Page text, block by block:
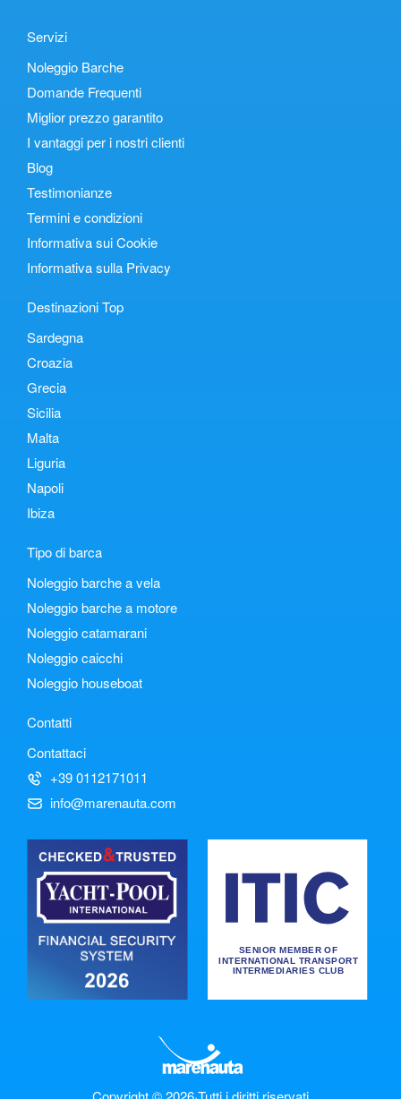
Servizi
Noleggio Barche
Domande Frequenti
Miglior prezzo garantito
I vantaggi per i nostri clienti
Blog
Testimonianze
Termini e condizioni
Informativa sui Cookie
Informativa sulla Privacy
Destinazioni Top
Sardegna
Croazia
Grecia
Sicilia
Malta
Liguria
Napoli
Ibiza
Tipo di barca
Noleggio barche a vela
Noleggio barche a motore
Noleggio catamarani
Noleggio caicchi
Noleggio houseboat
Contatti
Contattaci
+39 0112171011
info@marenauta.com